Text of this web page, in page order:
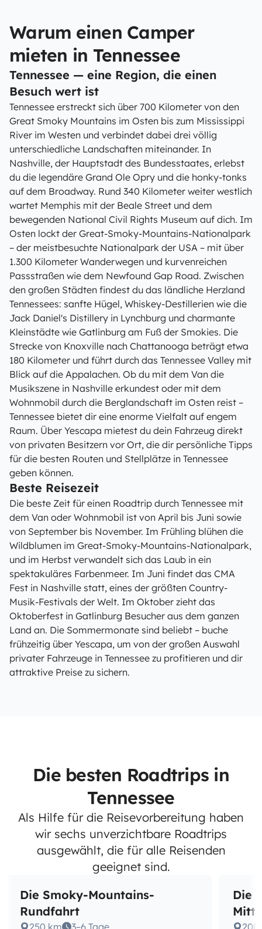
Warum einen Camper
mieten in Tennessee
Tennessee — eine Region, die einen
Besuch wert ist
Tennessee erstreckt sich über 700 Kilometer von den
Great Smoky Mountains im Osten bis zum Mississippi
River im Westen und verbindet dabei drei völlig
unterschiedliche Landschaften miteinander. In
Nashville, der Hauptstadt des Bundesstaates, erlebst
du die legendäre Grand Ole Opry und die honky-tonks
auf dem Broadway. Rund 340 Kilometer weiter westlich
wartet Memphis mit der Beale Street und dem
bewegenden National Civil Rights Museum auf dich. Im
Osten lockt der Great-Smoky-Mountains-Nationalpark
– der meistbesuchte Nationalpark der USA – mit über
1.300 Kilometer Wanderwegen und kurvenreichen
Passstraßen wie dem Newfound Gap Road. Zwischen
den großen Städten findest du das ländliche Herzland
Tennessees: sanfte Hügel, Whiskey-Destillerien wie die
Jack Daniel's Distillery in Lynchburg und charmante
Kleinstädte wie Gatlinburg am Fuß der Smokies. Die
Strecke von Knoxville nach Chattanooga beträgt etwa
180 Kilometer und führt durch das Tennessee Valley mit
Blick auf die Appalachen. Ob du mit dem Van die
Musikszene in Nashville erkundest oder mit dem
Wohnmobil durch die Berglandschaft im Osten reist –
Tennessee bietet dir eine enorme Vielfalt auf engem
Raum. Über Yescapa mietest du dein Fahrzeug direkt
von privaten Besitzern vor Ort, die dir persönliche Tipps
für die besten Routen und Stellplätze in Tennessee
geben können.
Beste Reisezeit
Die beste Zeit für einen Roadtrip durch Tennessee mit
dem Van oder Wohnmobil ist von April bis Juni sowie
von September bis November. Im Frühling blühen die
Wildblumen im Great-Smoky-Mountains-Nationalpark,
und im Herbst verwandelt sich das Laub in ein
spektakuläres Farbenmeer. Im Juni findet das CMA
Fest in Nashville statt, eines der größten Country-
Musik-Festivals der Welt. Im Oktober zieht das
Oktoberfest in Gatlinburg Besucher aus dem ganzen
Land an. Die Sommermonate sind beliebt – buche
frühzeitig über Yescapa, um von der großen Auswahl
privater Fahrzeuge in Tennessee zu profitieren und dir
attraktive Preise zu sichern.
Die besten Roadtrips in
Tennessee
Als Hilfe für die Reisevorbereitung haben
wir sechs unverzichtbare Roadtrips
ausgewählt, die für alle Reisenden
geeignet sind.
Die Smoky-Mountains-
Rundfahrt
250 km 3–6 Tage
Die
200